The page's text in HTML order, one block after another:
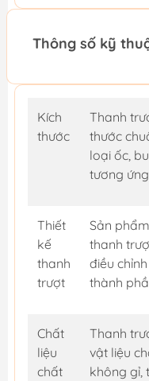
Thông số kỹ
Kích
thước
Thanh
thước
loại ốc,
tương
Thiết
kế
thanh
trượt
Sản
thanh
điều
thành
Chất
liệu
chất
Thanh
vật liệu
không gỉ,